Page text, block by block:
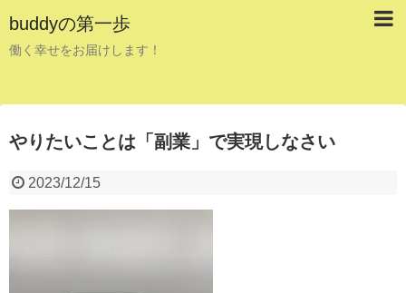
buddyの第一歩
働く幸せをお届けします！
やりたいことは「副業」で実現しなさい
2023/12/15